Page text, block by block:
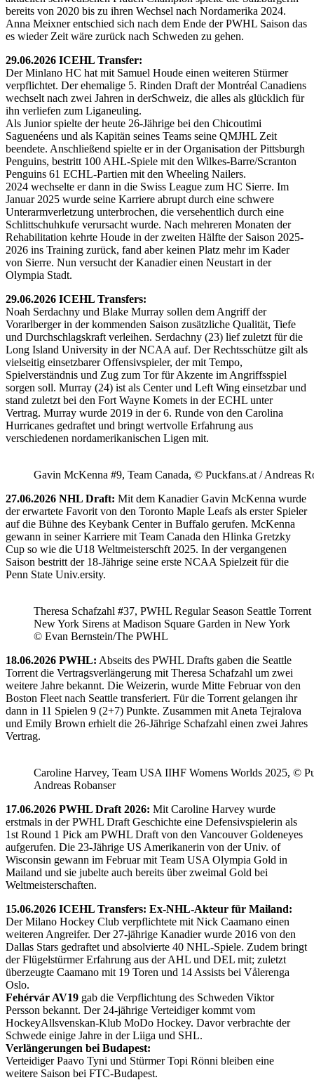
bereits von 2020 bis zu ihren Wechsel nach Nordamerika 2024.
Anna Meixner entschied sich nach dem Ende der PWHL Saison das
es wieder Zeit wäre zurück nach Schweden zu gehen.
29.06.2026 ICEHL Transfer:
Der Minlano HC hat mit Samuel Houde einen weiteren Stürmer
verpflichtet. Der ehemalige 5. Rinden Draft der Montréal Canadiens
wechselt nach zwei Jahren in derSchweiz, die alles als glücklich für
ihn verliefen zum Liganeuling.
Als Junior spielte der heute 26-Jährige bei den Chicoutimi
Saguenéens und als Kapitän seines Teams seine QMJHL Zeit
beendete. Anschließend spielte er in der Organisation der Pittsburgh
Penguins, bestritt 100 AHL-Spiele mit den Wilkes-Barre/Scranton
Penguins 61 ECHL-Partien mit den Wheeling Nailers.
2024 wechselte er dann in die Swiss League zum HC Sierre. Im
Januar 2025 wurde seine Karriere abrupt durch eine schwere
Unterarmverletzung unterbrochen, die versehentlich durch eine
Schlittschuhkufe verursacht wurde. Nach mehreren Monaten der
Rehabilitation kehrte Houde in der zweiten Hälfte der Saison 2025-
2026 ins Training zurück, fand aber keinen Platz mehr im Kader
von Sierre. Nun versucht der Kanadier einen Neustart in der
Olympia Stadt.
29.06.2026 ICEHL Transfers:
Noah Serdachny und Blake Murray sollen dem Angriff der
Vorarlberger in der kommenden Saison zusätzliche Qualität, Tiefe
und Durchschlagskraft verleihen. Serdachny (23) lief zuletzt für die
Long Island University in der NCAA auf. Der Rechtsschütze gilt als
vielseitig einsetzbarer Offensivspieler, der mit Tempo,
Spielverständnis und Zug zum Tor für Akzente im Angriffsspiel
sorgen soll. Murray (24) ist als Center und Left Wing einsetzbar und
stand zuletzt bei den Fort Wayne Komets in der ECHL unter
Vertrag. Murray wurde 2019 in der 6. Runde von den Carolina
Hurricanes gedraftet und bringt wertvolle Erfahrung aus
verschiedenen nordamerikanischen Ligen mit.
Gavin McKenna #9, Team Canada, © Puckfans.at / Andreas
27.06.2026 NHL Draft: Mit dem Kanadier Gavin McKenna wurde
der erwartete Favorit von den Toronto Maple Leafs als erster Spieler
auf die Bühne des Keybank Center in Buffalo gerufen. McKenna
gewann in seiner Karriere mit Team Canada den Hlinka Gretzky
Cup so wie die U18 Weltmeisterschft 2025. In der vergangenen
Saison bestritt der 18-Jährige seine erste NCAA Spielzeit für die
Penn State Univ.ersity.
Theresa Schafzahl #37, PWHL Regular Season Seattle Torrent
New York Sirens at Madison Square Garden in New York
© Evan Bernstein/The PWHL
18.06.2026 PWHL: Abseits des PWHL Drafts gaben die Seattle
Torrent die Vertragsverlängerung mit Theresa Schafzahl um zwei
weitere Jahre bekannt. Die Weizerin, wurde Mitte Februar von den
Boston Fleet nach Seattle transferiert. Für die Torrent gelangen ihr
dann in 11 Spielen 9 (2+7) Punkte. Zusammen mit Aneta Tejralova
und Emily Brown erhielt die 26-Jährige Schafzahl einen zwei Jahres
Vertrag.
Caroline Harvey, Team USA IIHF Womens Worlds 2025, ©
Andreas Robanser
17.06.2026 PWHL Draft 2026: Mit Caroline Harvey wurde
erstmals in der PWHL Draft Geschichte eine Defensivspielerin als
1st Round 1 Pick am PWHL Draft von den Vancouver Goldeneyes
aufgerufen. Die 23-Jährige US Amerikanerin von der Univ. of
Wisconsin gewann im Februar mit Team USA Olympia Gold in
Mailand und sie jubelte auch bereits über zweimal Gold bei
Weltmeisterschaften.
15.06.2026 ICEHL Transfers: Ex-NHL-Akteur für Mailand:
Der Milano Hockey Club verpflichtete mit Nick Caamano einen
weiteren Angreifer. Der 27-jährige Kanadier wurde 2016 von den
Dallas Stars gedraftet und absolvierte 40 NHL-Spiele. Zudem bringt
der Flügelstürmer Erfahrung aus der AHL und DEL mit; zuletzt
überzeugte Caamano mit 19 Toren und 14 Assists bei Vålerenga
Oslo.
Fehérvár AV19 gab die Verpflichtung des Schweden Viktor
Persson bekannt. Der 24-jährige Verteidiger kommt vom
HockeyAllsvenskan-Klub MoDo Hockey. Davor verbrachte der
Schwede einige Jahre in der Liiga und SHL.
Verlängerungen bei Budapest:
Verteidiger Paavo Tyni und Stürmer Topi Rönni bleiben eine
weitere Saison bei FTC-Budapest.